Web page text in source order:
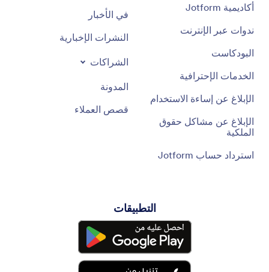
أكاديمية Jotform
ندوات عبر الإنترنت
البودكاست
الخدمات الإحترافية
الإبلاغ عن إساءة الاستخدام
الإبلاغ عن مشاكل حقوق
الملكية
استرداد حساب Jotform
في الأخبار
النشرات الإخبارية
الشراكات
المدونة
قصص العملاء
التطبيقات